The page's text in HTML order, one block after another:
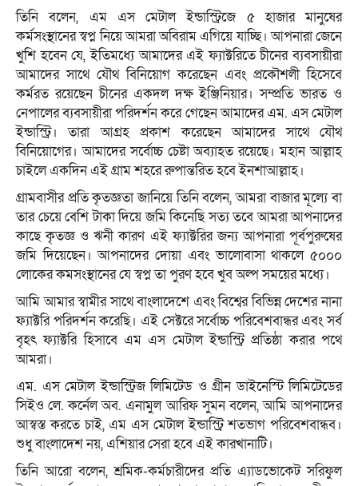
তিনি বলেন, এম এস মেটাল ইন্ডাস্ট্রিজে ৫ হাজার মানুষের
কর্মসংস্থানের স্বপ্ন নিয়ে আমরা অবিরাম এগিয়ে যাচ্ছি। আপনারা জেনে
খুশি হবেন যে, ইতিমধ্যে আমাদের এই ফ্যাক্টরিতে চীনের ব্যবসায়ীরা
আমাদের সাথে যৌথ বিনিয়োগ করেছেন এবং প্রকৌশলী হিসেবে
কর্মরত রয়েছেন চীনের একদল দক্ষ ইঞ্জিনিয়ার। সম্প্রতি ভারত ও
নেপালের ব্যবসায়ীরা পরিদর্শন করে গেছেন আমাদের এম. এস মেটাল
ইন্ডাস্ট্রি। তারা আগ্রহ প্রকাশ করেছেন আমাদের সাথে যৌথ
বিনিয়োগের। আমাদের সর্বোচ্চ চেষ্টা অব্যাহত রয়েছে। মহান আল্লাহ
চাইলে একদিন এই গ্রাম শহরে রুপান্তরিত হবে ইনশাআল্লাহ।
গ্রামবাসীর প্রতি কৃতজ্ঞতা জানিয়ে তিনি বলেন, আমরা বাজার মূল্যে বা
তার চেয়ে বেশি টাকা দিয়ে জমি কিনেছি সত্য তবে আমরা আপনাদের
কাছে কৃতজ্ঞ ও ঋনী কারণ এই ফ্যাক্টরির জন্য আপনারা পূর্বপুরুষের
জমি দিয়েছেন। আপনাদের দোয়া এবং ভালোবাসা থাকলে ৫০০০
লোকের কমসংস্থানের যে স্বপ্ন তা পুরণ হবে খুব অল্প সময়ের মধ্যে।
আমি আমার স্বামীর সাথে বাংলাদেশে এবং বিশ্বের বিভিন্ন দেশের নানা
ফ্যাক্টরি পরিদর্শন করেছি। এই সেক্টরে সর্বোচ্চ পরিবেশবান্ধর এবং সর্ব
বৃহৎ ফ্যাক্টরি হিসাবে এম এস মেটাল ইন্ডাস্ট্রি প্রতিষ্ঠা করার পথে
আমরা।
এম. এস মেটাল ইন্ডাস্ট্রিজ লিমিটেড ও গ্রীন ডাইনেস্টি লিমিটেডের
সিইও লে. কর্নেল অব. এনামুল আরিফ সুমন বলেন, আমি আপনাদের
আস্বস্ত করতে চাই, এম এস মেটাল ইন্ডাস্ট্রি শতভাগ পরিবেশবান্ধব।
শুধু বাংলাদেশ নয়, এশিয়ার সেরা হবে এই কারখানাটি।
তিনি আরো বলেন, শ্রমিক-কর্মচারীদের প্রতি এ্যাডভোকেট সরিফুল